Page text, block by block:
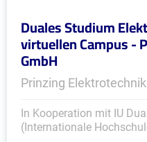
Duales Studium
virtuellen Campus -
GmbH
Prinzing
In Kooperation mit IU
(Internationale